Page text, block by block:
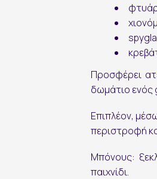
Προσφέρει
δωμάτιο ενός
Επιπλέον,
περιστροφή
Μπόνους:
παιχνίδι.